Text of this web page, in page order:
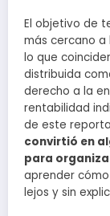
El objetivo de
más cercano a
lo que
distribuida
derecho a la
rentabilidad
de este
convirtió en
para
aprender
lejos y sin